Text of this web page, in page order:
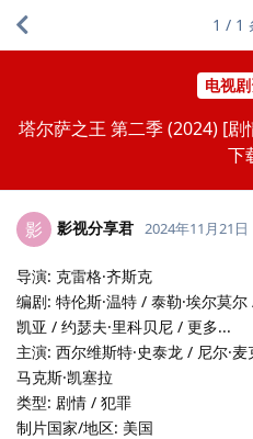
电视
塔尔萨之王 第二季 (2024) [
下
1 / 1
影 影视分享君 2024年11月21日
导演: 克雷格·齐斯克
编剧: 特伦斯·温特 / 泰勒·埃尔莫
凯亚 / 约瑟夫·里科贝尼 / 更多...
主演: 西尔维斯特·史泰龙 / 尼尔·
马克斯·凯塞拉
类型: 剧情 / 犯罪
制片国家/地区: 美国